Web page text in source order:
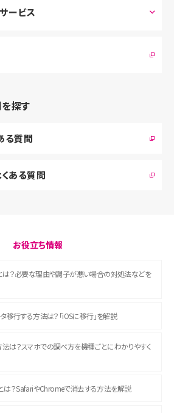
ービス
探す
る質問
ある質問
お役立ち情報
は？必要な理由や調子が悪い場合の対処法などを
行する方法は？「iOSに移行」を解説
は？スマホでの調べ方を機種ごとにわかりやすく
は？SafariやChromeで消去する方法を解説